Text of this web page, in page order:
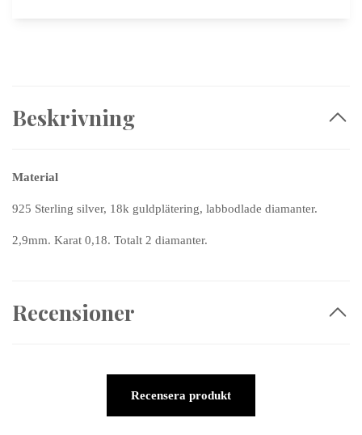
Beskrivning
Material
925 Sterling silver, 18k guldplätering, labbodlade diamanter.
2,9mm. Karat 0,18. Totalt 2 diamanter.
Recensioner
Recensera produkt